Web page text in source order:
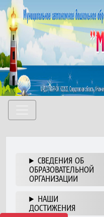
СВЕДЕНИЯ ОБ
ОБРАЗОВАТЕЛЬНОЙ
ОРГАНИЗАЦИИ
НАШИ
ДОСТИЖЕНИЯ